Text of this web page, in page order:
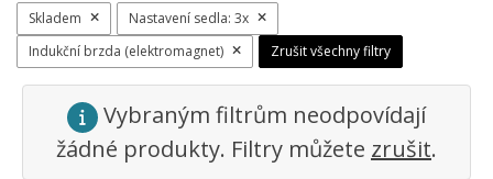
Skladem Nastavení sedla: 3x
Indukční brzda (elektromagnet)
Zrušit všechny filtry
Vybraným filtrům neodpovídají
žádné produkty. Filtry můžete zrušit.